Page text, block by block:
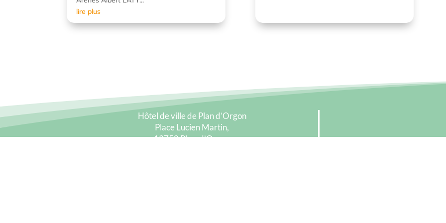
lire plus
Hôtel de ville de Plan d’Orgon
Place Lucien Martin,
13750 Plan-d’Orgon